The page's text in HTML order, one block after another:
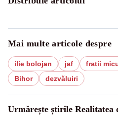
Mai multe articole despre
ilie bolojan jaf fratii
Bihor
dezvăluiri
Urmărește știrile Realitatea